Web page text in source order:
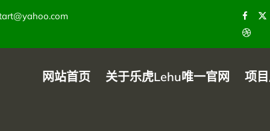
网站首页 关于乐虎lehu唯一官网 项